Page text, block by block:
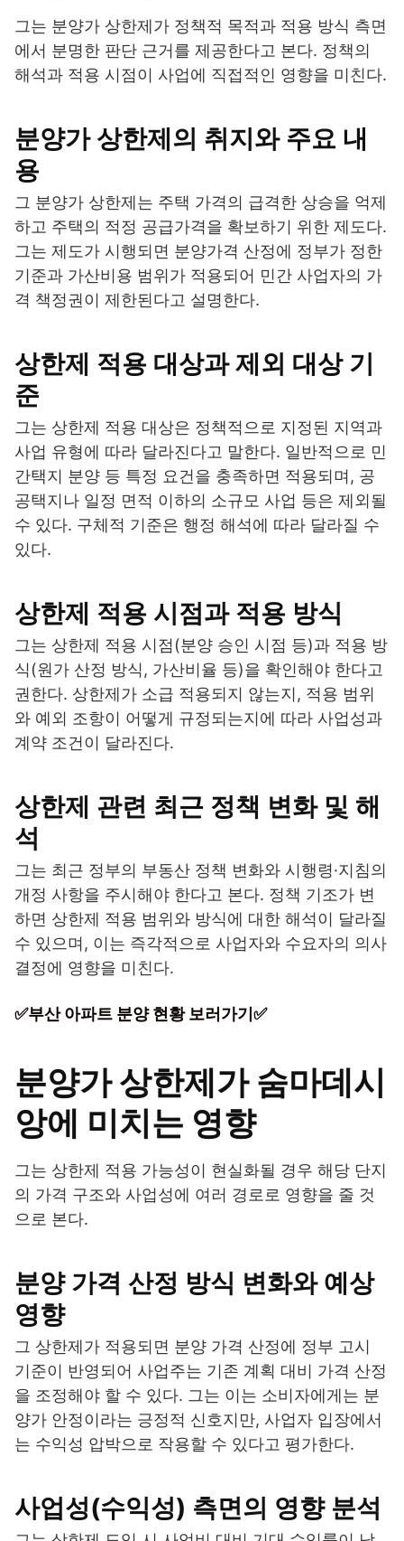
그는 분양가 상한제가 정책적 목적과 적용 방식 측면
에서 분명한 판단 근거를 제공한다고 본다. 정책의
해석과 적용 시점이 사업에 직접적인 영향을 미친다.
분양가 상한제의 취지와 주요 내
용
그 분양가 상한제는 주택 가격의 급격한 상승을 억제
하고 주택의 적정 공급가격을 확보하기 위한 제도다.
그는 제도가 시행되면 분양가격 산정에 정부가 정한
기준과 가산비용 범위가 적용되어 민간 사업자의 가
격 책정권이 제한된다고 설명한다.
상한제 적용 대상과 제외 대상 기
준
그는 상한제 적용 대상은 정책적으로 지정된 지역과
사업 유형에 따라 달라진다고 말한다. 일반적으로 민
간택지 분양 등 특정 요건을 충족하면 적용되며, 공
공택지나 일정 면적 이하의 소규모 사업 등은 제외될
수 있다. 구체적 기준은 행정 해석에 따라 달라질 수
있다.
상한제 적용 시점과 적용 방식
그는 상한제 적용 시점(분양 승인 시점 등)과 적용 방
식(원가 산정 방식, 가산비율 등)을 확인해야 한다고
권한다. 상한제가 소급 적용되지 않는지, 적용 범위
와 예외 조항이 어떻게 규정되는지에 따라 사업성과
계약 조건이 달라진다.
상한제 관련 최근 정책 변화 및 해
석
그는 최근 정부의 부동산 정책 변화와 시행령·지침의
개정 사항을 주시해야 한다고 본다. 정책 기조가 변
하면 상한제 적용 범위와 방식에 대한 해석이 달라질
수 있으며, 이는 즉각적으로 사업자와 수요자의 의사
결정에 영향을 미친다.
✅부산 아파트 분양 현황 보러가기✅
분양가 상한제가 숨마데시
앙에 미치는 영향
그는 상한제 적용 가능성이 현실화될 경우 해당 단지
의 가격 구조와 사업성에 여러 경로로 영향을 줄 것
으로 본다.
분양 가격 산정 방식 변화와 예상
영향
그 상한제가 적용되면 분양 가격 산정에 정부 고시
기준이 반영되어 사업주는 기존 계획 대비 가격 산정
을 조정해야 할 수 있다. 그는 이는 소비자에게는 분
양가 안정이라는 긍정적 신호지만, 사업자 입장에서
는 수익성 압박으로 작용할 수 있다고 평가한다.
사업성(수익성) 측면의 영향 분석